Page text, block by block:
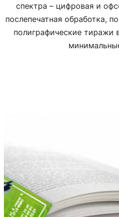
спектра – цифровая и
послепечатная обработка,
полиграфические тиражи